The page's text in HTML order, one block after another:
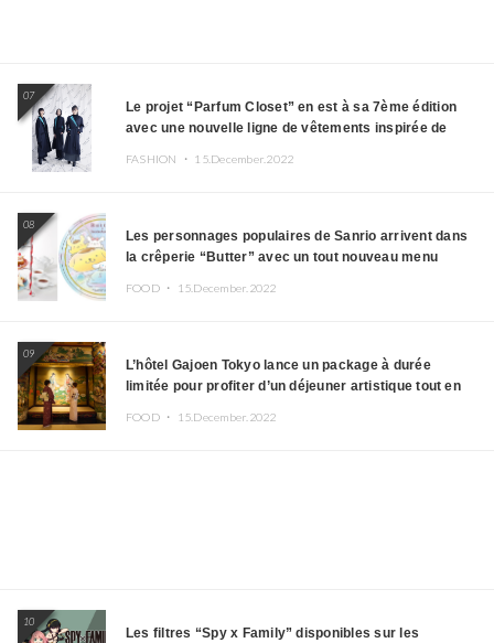
07
Le projet “Parfum Closet” en est à sa 7ème édition
avec une nouvelle ligne de vêtements inspirée de
FASHION ・ 15.December.2022
08
Les personnages populaires de Sanrio arrivent dans
la crêperie “Butter” avec un tout nouveau menu
FOOD ・ 15.December.2022
09
L’hôtel Gajoen Tokyo lance un package à durée
limitée pour profiter d’un déjeuner artistique tout en
FOOD ・ 15.December.2022
10
Les filtres “Spy x Family” disponibles sur les